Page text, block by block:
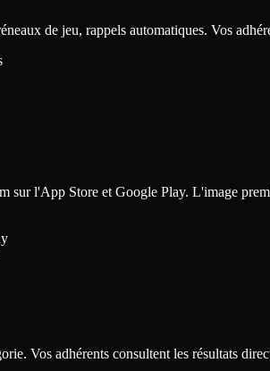
de jeu, rappels automatiques. Vos
sur l'App Store et Google Play. L'image
Vos adhérents consultent les résultats